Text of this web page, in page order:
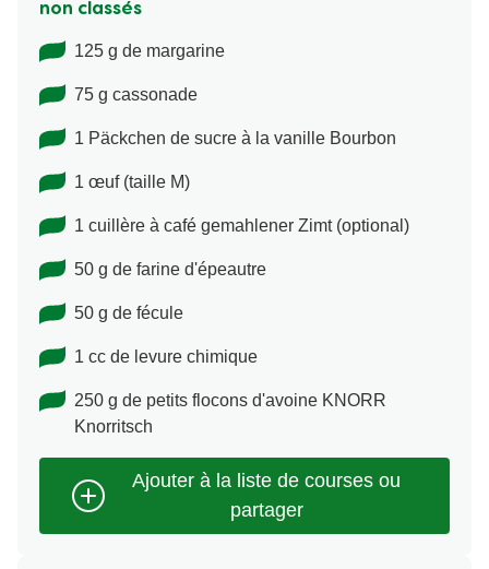
non classés
125 g de margarine
75 g cassonade
1 Päckchen de sucre à la vanille Bourbon
1 œuf (taille M)
1 cuillère à café gemahlener Zimt (optional)
50 g de farine d'épeautre
50 g de fécule
1 cc de levure chimique
250 g de petits flocons d'avoine KNORR
Knorritsch